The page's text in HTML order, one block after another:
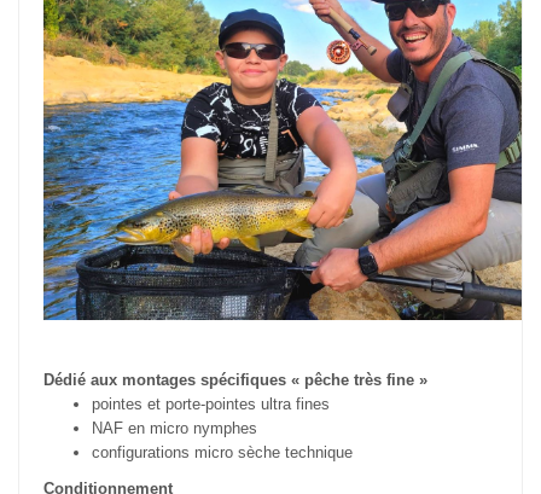
Dédié aux montages spécifiques « pêche très fine »
pointes et porte-pointes ultra fines
NAF en micro nymphes
configurations micro sèche technique
Conditionnement